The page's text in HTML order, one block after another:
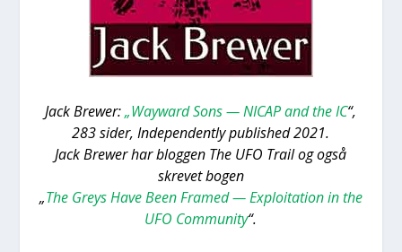
Jack Brewer:„Wayward Sons — NICAP and the IC“,
283 sider, Inde­pen­dent­ly publis­hed 2021.
Jack Brewer har blog­gen The UFO Trail og også
skre­vet bogen
„The Greys Have Been Fra­med — Exploi­ta­tion in the
UFO Com­mu­ni­ty“.